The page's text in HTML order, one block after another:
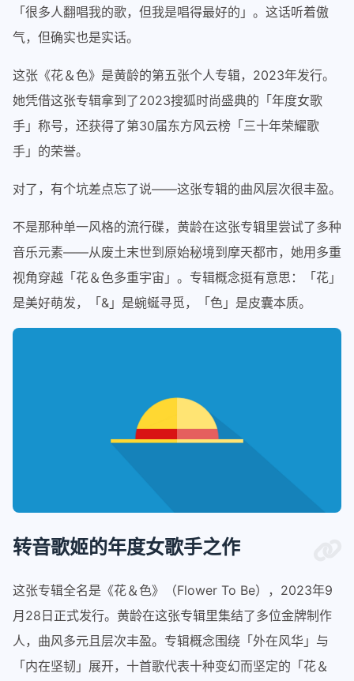
「很多人翻唱我的歌，但我是唱得最好的」。这话听着傲
气，但确实也是实话。
这张《花＆色》是黄龄的第五张个人专辑，2023年发行。
她凭借这张专辑拿到了2023搜狐时尚盛典的「年度女歌
手」称号，还获得了第30届东方风云榜「三十年荣耀歌
手」的荣誉。
对了，有个坑差点忘了说——这张专辑的曲风层次很丰盈。
不是那种单一风格的流行碟，黄龄在这张专辑里尝试了多种
音乐元素——从废土末世到原始秘境到摩天都市，她用多重
视角穿越「花＆色多重宇宙」。专辑概念挺有意思：「花」
是美好萌发，「&」是蜿蜒寻觅，「色」是皮囊本质。
转音歌姬的年度女歌手之作
这张专辑全名是《花＆色》（Flower To Be），2023年9
月28日正式发行。黄龄在这张专辑里集结了多位金牌制作
人，曲风多元且层次丰盈。专辑概念围绕「外在风华」与
「内在坚韧」展开，十首歌代表十种变幻而坚定的「花＆